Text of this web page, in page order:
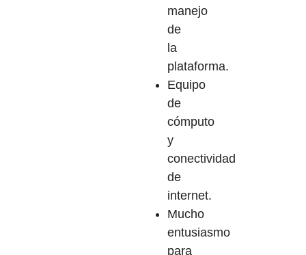
manejo
de
la
plataforma.
Equipo
de
cómputo
y
conectividad
de
internet.
Mucho
entusiasmo
para